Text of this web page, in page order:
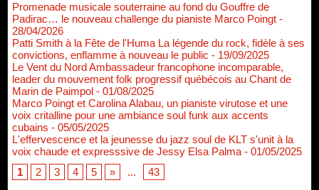
Promenade musicale souterraine au fond du Gouffre de
Padirac… le nouveau challenge du pianiste Marco Poingt -
28/04/2026
Patti Smith à la Fête de l'Huma La légende du rock, fidèle à ses
convictions, enflamme à nouveau le public - 19/09/2025
Le Vent du Nord Ambassadeur francophone incomparable,
leader du mouvement folk progressif québécois au Chant de
Marin de Paimpol - 01/08/2025
Marco Poingt et Carolina Alabau, un pianiste virutose et une
voix critalline pour une ambiance soul funk aux accents
cubains - 05/05/2025
L'effervescence et la jeunesse du jazz soul de KLT s'unit à la
voix chaude et expresssive de Jessy Elsa Palma - 01/05/2025
1
2 3 4 5 » ... 43